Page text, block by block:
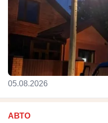
05.08.2026
АВТО